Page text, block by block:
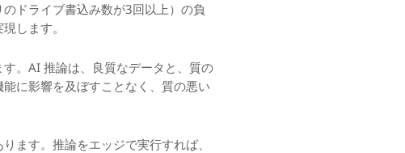
ドライブ書込み数が3回以上）の負
します。
。AI 推論は、良質なデータと、質の
に影響を及ぼすことなく、質の悪い
ます。推論をエッジで実行すれば、